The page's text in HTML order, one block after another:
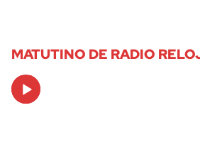
MATUTINO DE RADIO
Audio
Player